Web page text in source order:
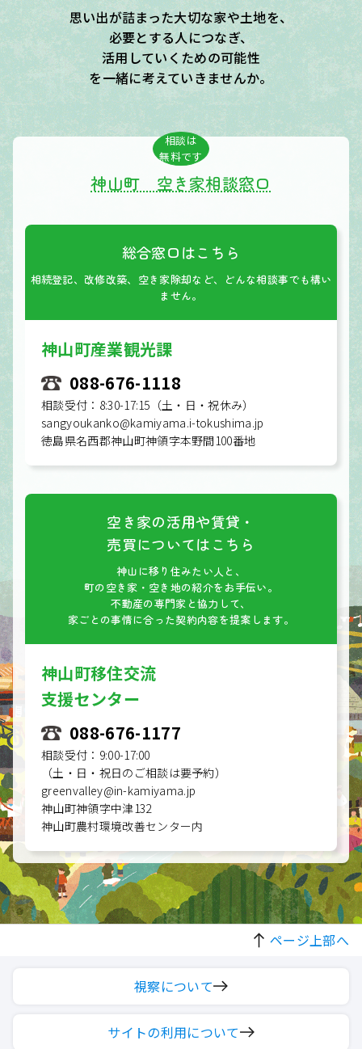
思い出が詰まった大切な家や土地を、
必要とする人につなぎ、
活用していくための可能性
を一緒に考えていきませんか。
相談は
無料です
神山町 空き家相談窓口
総合窓口はこちら
相続登記、改修改築、空き家除却など、どんな相談事でも構い
ません。
神山町産業観光課
088-676-1118
相談受付：8:30-17:15 （土・日・祝休み）
sangyoukanko@kamiyama.i-tokushima.jp
徳島県名西郡神山町神領字本野間100番地
空き家の活用や賃貸・
売買についてはこちら
神山に移り住みたい人と、
町の空き家・空き地の紹介をお手伝い。
不動産の専門家と協力して、
家ごとの事情に合った契約内容を提案します。
神山町移住交流
支援センター
088-676-1177
相談受付：9:00-17:00
（土・日・祝日のご相談は要予約）
greenvalley@in-kamiyama.jp
神山町神領字中津132
神山町農村環境改善センター内
ページ上部へ
視察について
サイトの利用について